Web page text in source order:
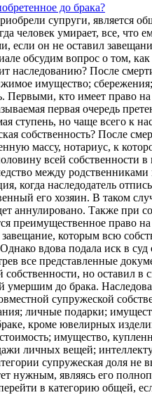
до брака?
супруги, является
человек умирает, все,
если он не оставил
обсудим вопрос о том,
наследованию? После
имущество;
Первыми, кто имеет право
первая очередь
ступень, но чаще всего к
собственность? После
массу, нотариус, к
всей собственности в
между
когда наследодатель
его хозяин. В таком
аннулировано. Также при
преимущественное право
которым всю
вдова подала иск в суд
все представленные
собственности, но оставил
умершим до брака.
супружеской
личные подарки;
кроме ювелирных
имущество,
личных вещей;
супружеская доля не
нужным, являясь его
в категорию общей,